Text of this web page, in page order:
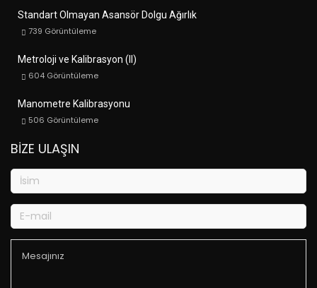
Standart Olmayan Asansör Dolgu Ağırlık
739 Görüntüleme
Metroloji ve Kalibrasyon (II)
604 Görüntüleme
Manometre Kalibrasyonu
506 Görüntüleme
BIZE ULAŞIN